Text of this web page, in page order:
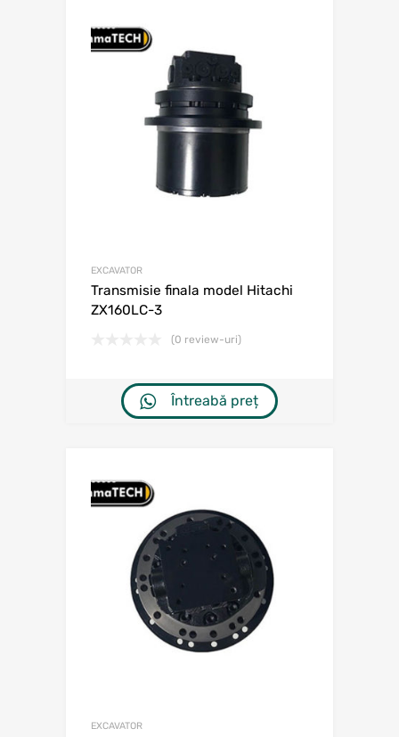
EXCAVATOR
Transmisie finala model Hitachi
ZX160LC-3
(0 review-uri)
Întreabă preț
EXCAVATOR